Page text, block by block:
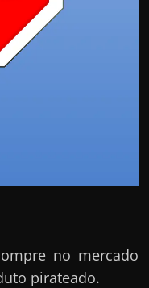
no mercado
pirateado.